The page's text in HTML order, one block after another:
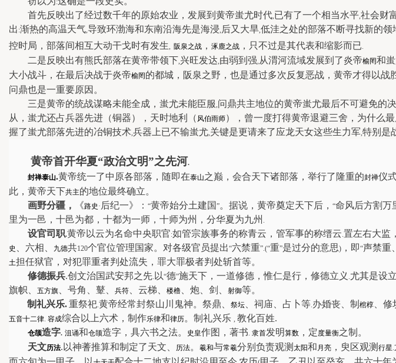
:
首先反映出了经过数千年的原始农业，发展到黄帝蚩尤时代,已有了一个相当水平,社会财
出 :渐热的高温天气,导致环渤海和东南沿海先是海浸, 后又大旱,低洼之处的部落不断寻找新的领
控时局，部落间相互大动干戈时有发生, 阪泉之战 ， 涿鹿之战 ，只不过是其代表和缩影而已.
二是反映出有熊氏部落在黄帝带领下,兴旺发达,由弱到强, 从渭河流域发展到了炎帝榆罔和
大小战斗，在最后决战于炎帝榆罔 的都城，阪泉之野，也是通过多次反复恶战，黄帝才得以
问鼎也是一重要原因。
三是黄帝的统战谋略未能全成，蚩尤未能臣服,问鼎共主地位的黄帝蚩尤最后不可避免的
从，蚩尤还占兵器先进（铜器），天时地利（ 风伯雨师），曾一度打得黄帝退避三舍，为什么
握了蚩尤部落先进的冶铜技术,兵器上已不输蚩尤,关键是更请来了应龙天女这些生力军,特别是
黄帝首开华夏“政治文明”之先河.
封禅泰山.黄帝统一了中原各部落，随即在泰山之巅，会合天下诸部落，举行了隆重的封禅仪
此，黄帝天下共主的地位最终确立。
画野分疆，
《路史 · 后纪一》： “黄帝始分土建国 ”。据说，黄帝奠定天下后， “命风后方割万
里为一邑，十邑为都，十都为一师，十师为州，分华夏为九州 .
设官司职.黄帝以云为名命中央职官:如管宗族事务的称青云，管军事的称缙云.置左右大监
史
、六相、 九德共120个官位管理国家。对各级官员提出“六禁重”.(“重”是过分的意思) ，即“声禁重
土担任狱官，对犯罪重者判处流失，罪大罪极者判处斩首等。
修德振兵.创文治国武安邦之先. 以“德”施天下，一道修德，惟仁是行，修德立义 .尤其是设立
旗帜、
五方旗 、号角、鼙、 兵符 、云梯、 楼橹 、炮、剑、 射御等。
制礼兴乐.重祭祀.黄帝经常封祭山川鬼神。祭鼎、 祭坛 、祠庙、占卜等.办婚丧、制 棺椁 、
五音十二律. 容成综合以上六术，制作乐律和律历。制礼兴乐 , 教化百姓.
仓颉造字. 沮诵和仓颉造字，具六书之法。 史皇作图，著书. 隶首发明算数 ，定度量衡之制。
天文历法. 以神蓍推算和制定了天文、 历法。 羲和与常羲分别负责观测 太阳和 月亮 ，臾区观测 行星.